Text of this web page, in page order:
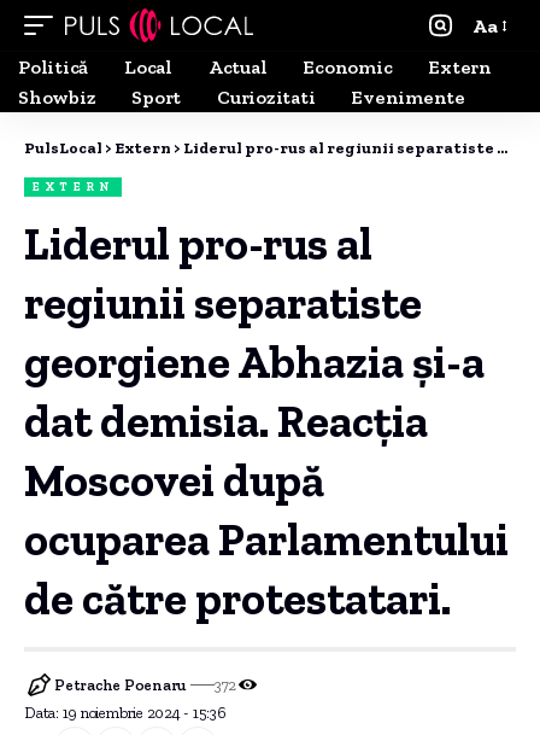
Aa
Politică
Local Actual Economic
Extern
Showbiz
Sport Curiozitati Evenimente
PulsLocal > Extern > Liderul pro-rus al regiunii separatiste georgiene Abhazia și-a dat demisia. Reacția Moscovei după ocuparea Parlamentului de către protestatari.
EXTERN
Liderul pro-rus al
regiunii separatiste
georgiene Abhazia și-a
dat demisia. Reacția
Moscovei după
ocuparea Parlamentului
de către protestatari.
Data: 19 noiembrie 2024 - 15:36
Petrache Poenaru 372